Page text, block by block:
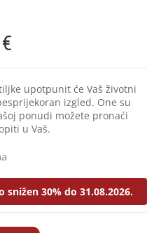
€
upotpunit će Vaš životni
izgled. One su
ponudi možete pronaći
u Vaš.
30% do 31.08.2026.